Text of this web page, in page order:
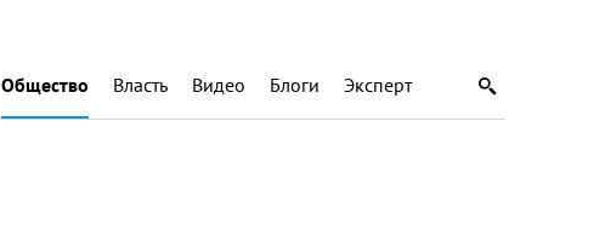
Общество Власть Видео Блоги Эксперт